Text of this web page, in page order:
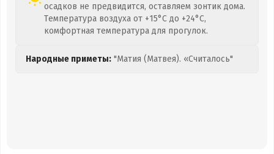
осадков не предвидится, оставляем зонтик дома.
Температура воздуха от +15°C до +24°C,
комфортная температура для прогулок.
Народные приметы: "Матия (Матвея). «Считалось"